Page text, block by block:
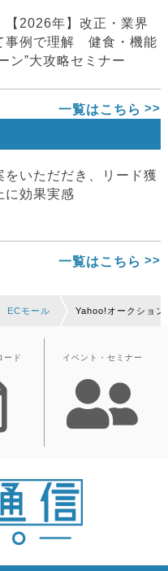
【2026年】改正・業界
事例で理解 健食・機能
ン”大攻略セミナー
一覧はこちら
をいただだき、リード獲
に効果実感
一覧はこちら
ECモール Yahoo!オークショ
ード イベント・セミナー